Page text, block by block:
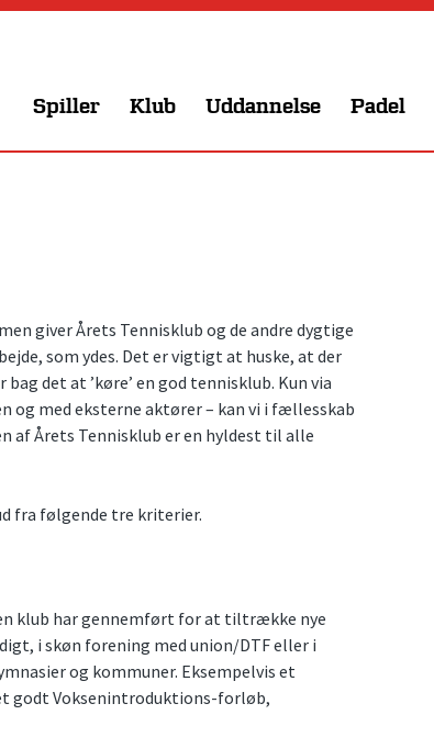
Spiller Klub Uddannelse Padel
giver Årets Tennisklub og de andre dygtige
som ydes. Det er vigtigt at huske, at der
det at ’køre’ en god tennisklub. Kun via
og med eksterne aktører – kan vi i fællesskab
af Årets Tennisklub er en hyldest til alle
fra følgende tre kriterier.
klub har gennemført for at tiltrække nye
i skøn forening med union/DTF eller i
og kommuner. Eksempelvis et
godt Voksenintroduktions-forløb,